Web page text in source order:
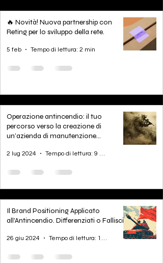
🔥 Novità! Nuova partnership con
Reting per lo sviluppo della rete.
5 feb Tempo di lettura: 2 min
Operazione antincendio: il tuo
percorso verso la creazione di
un’azienda di manutenzione
una azienda di manutenzione
2 lug 2024
Il Brand Positioning Applicato
all'Antincendio. Differenziati o Fallisci
26 giu 2024